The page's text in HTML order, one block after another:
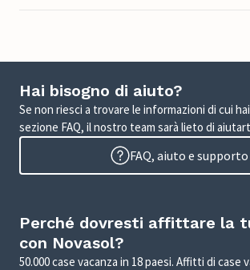
Hai bisogno di aiuto?
Se non riesci a trovare le informazioni di cui
sezione FAQ, il nostro team sarà lieto di
FAQ, aiuto e supporto
Perché dovresti affittare la
con Novasol?
50.000 case vacanza in 18 paesi. Affitti di case